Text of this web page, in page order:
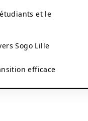
et le
Sogo Lille
efficace